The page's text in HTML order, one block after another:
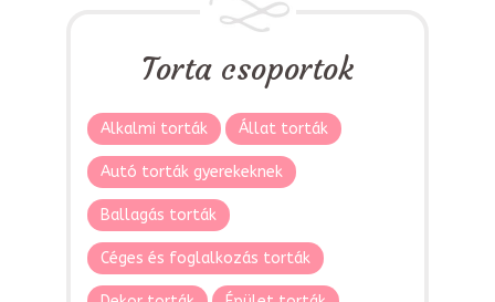
Torta csoportok
Alkalmi torták Állat torták
Autó torták gyerekeknek
Ballagás torták
Céges és foglalkozás torták